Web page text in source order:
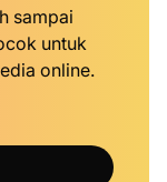
sampai
untuk
online.